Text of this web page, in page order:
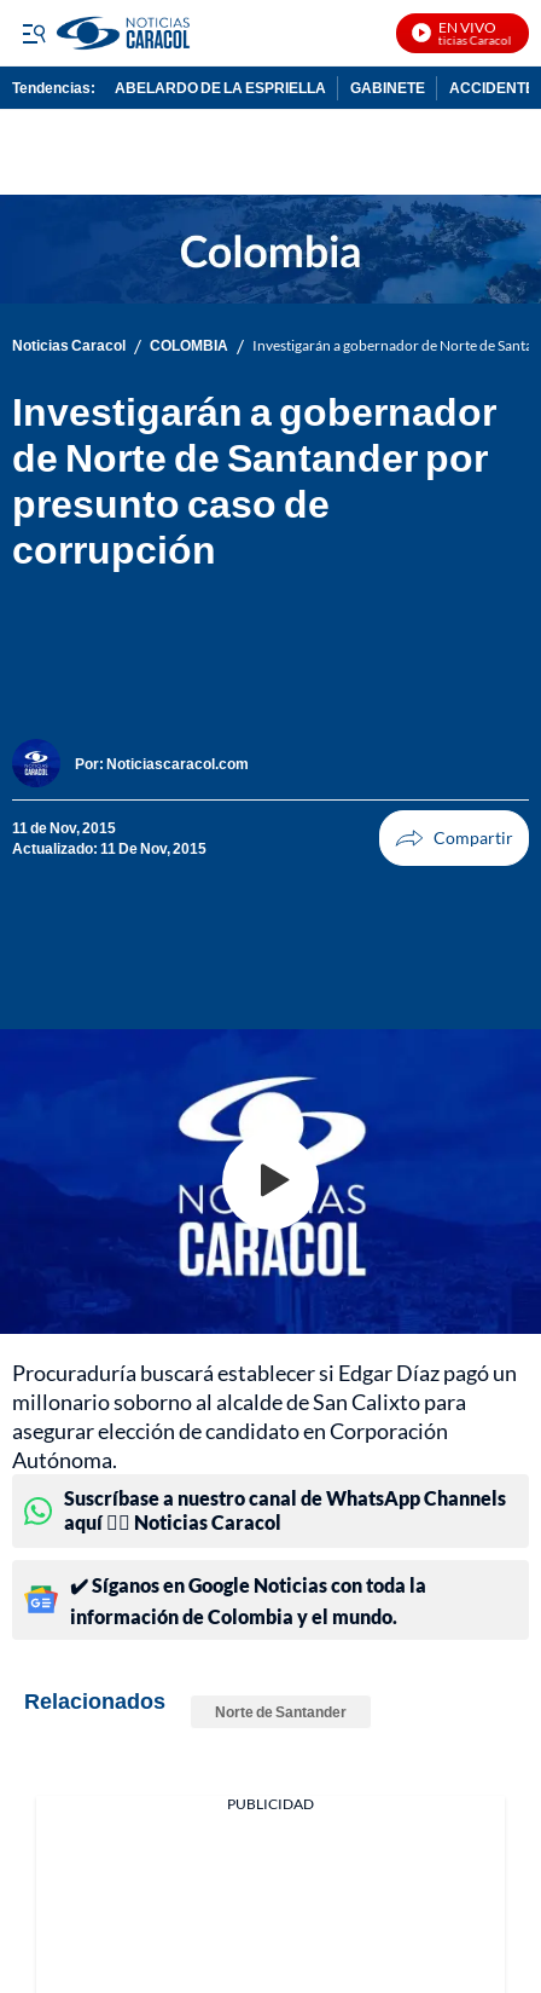
EN VIVO
Noticias Caracol En
Tendencias: ABELARDO DE LA ESPRIELLA GABINETE ACCIDENTE
Noticias Caracol / COLOMBIA / Investigarán a gobernador de Norte de
Investigarán a gobernador
de Norte de Santander por
presunto caso de
corrupción
Por: Noticiascaracol.com
11 de Nov, 2015
Actualizado: 11 De Nov, 2015
Procuraduría buscará establecer si Edgar Díaz pagó un
millonario soborno al alcalde de San Calixto para
asegurar elección de candidato en Corporación
Autónoma.
Suscríbase a nuestro canal de WhatsApp Channels
aquí 👉🏻 Noticias Caracol
✔️ Síganos en Google Noticias con toda la
información de Colombia y el mundo.
Relacionados Norte de Santander
PUBLICIDAD